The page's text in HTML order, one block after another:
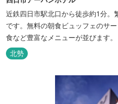
近鉄四日市駅北口から徒歩約1分。
です。無料の朝食ビュッフェのサ
食など豊富なメニューが並びます。
北勢